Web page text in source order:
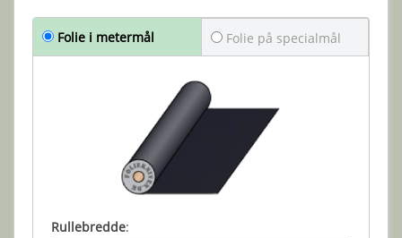
Folie i metermål Folie på specialmål
Rullebredde: